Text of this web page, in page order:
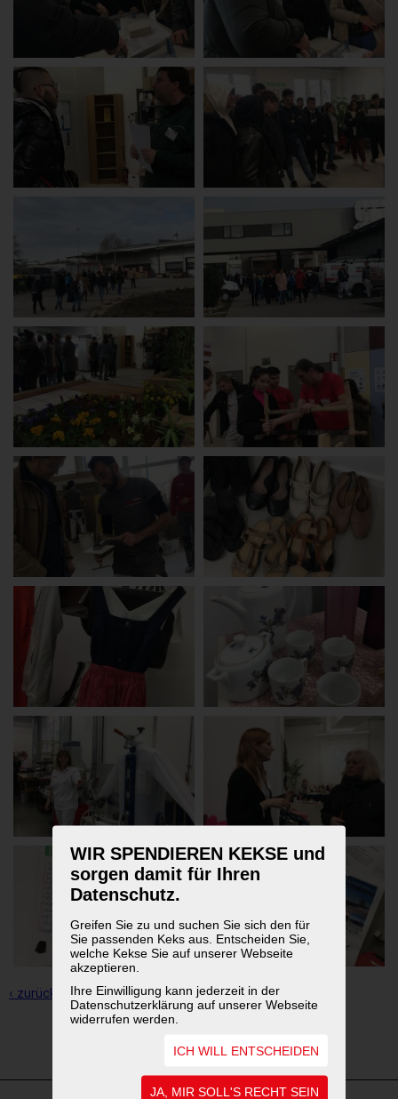
WIR SPENDIEREN KEKSE und
sorgen damit für Ihren
Datenschutz.
Greifen Sie zu und suchen Sie sich den für
Sie passenden Keks aus. Entscheiden Sie,
welche Kekse Sie auf unserer Webseite
akzeptieren.
Ihre Einwilligung kann jederzeit in der
Datenschutzerklärung auf unserer Webseite
widerrufen werden.
ICH WILL ENTSCHEIDEN
JA, MIR SOLL'S RECHT SEIN
‹ zurück zur Übersicht